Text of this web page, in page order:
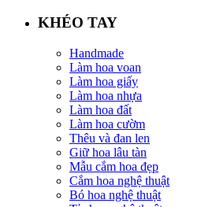
KHÉO TAY
Handmade
Làm hoa voan
Làm hoa giấy
Làm hoa nhựa
Làm hoa đất
Làm hoa cườm
Thêu và đan len
Giữ hoa lâu tàn
Mẫu cắm hoa đẹp
Cắm hoa nghệ thuật
Bó hoa nghệ thuật